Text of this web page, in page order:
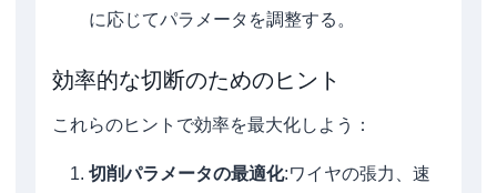
に応じてパラメータを調整する。
効率的な切断のためのヒント
これらのヒントで効率を最大化しよう：
切削パラメータの最適化:ワイヤの張力、速